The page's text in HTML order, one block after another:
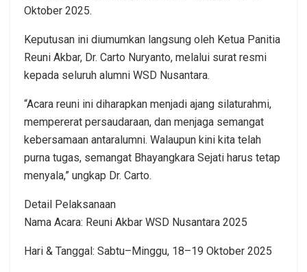
Oktober 2025.
Keputusan ini diumumkan langsung oleh Ketua Panitia
Reuni Akbar, Dr. Carto Nuryanto, melalui surat resmi
kepada seluruh alumni WSD Nusantara.
“Acara reuni ini diharapkan menjadi ajang silaturahmi,
mempererat persaudaraan, dan menjaga semangat
kebersamaan antaralumni. Walaupun kini kita telah
purna tugas, semangat Bhayangkara Sejati harus tetap
menyala,” ungkap Dr. Carto.
Detail Pelaksanaan
Nama Acara: Reuni Akbar WSD Nusantara 2025
Hari & Tanggal: Sabtu–Minggu, 18–19 Oktober 2025